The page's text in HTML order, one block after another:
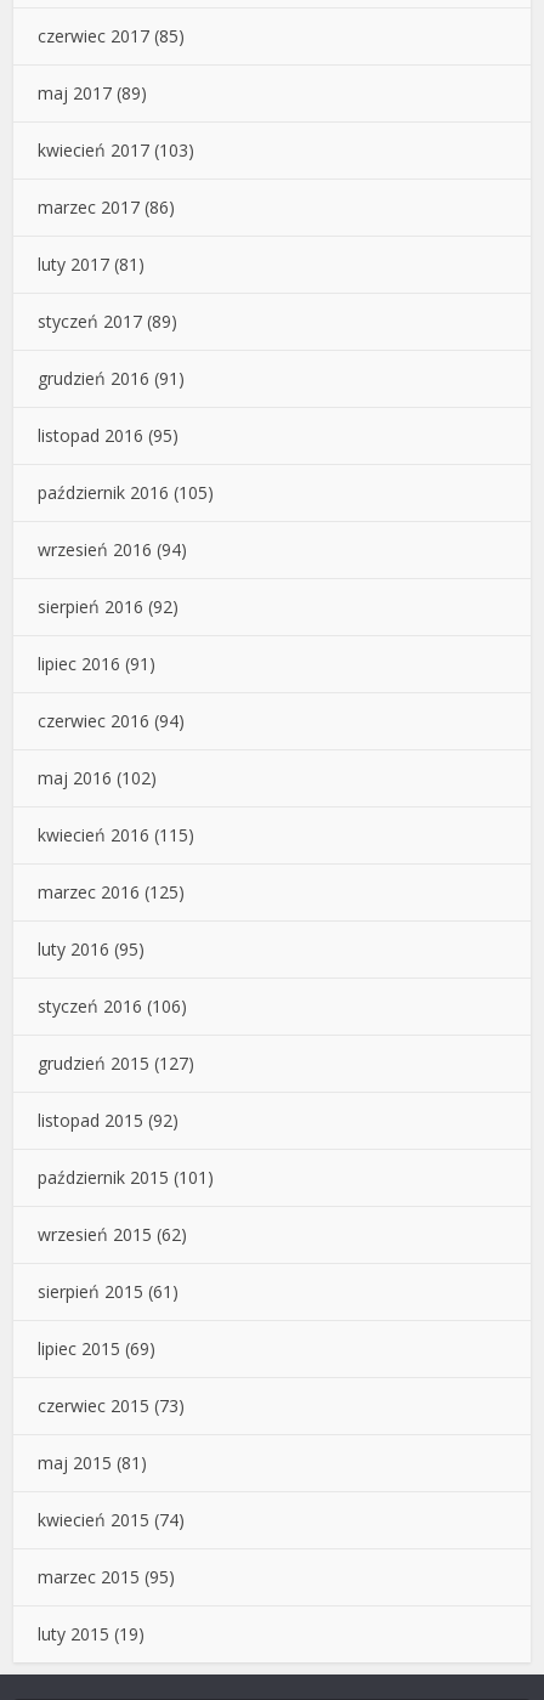
czerwiec 2017 (85)
maj 2017 (89)
kwiecień 2017 (103)
marzec 2017 (86)
luty 2017 (81)
styczeń 2017 (89)
grudzień 2016 (91)
listopad 2016 (95)
październik 2016 (105)
wrzesień 2016 (94)
sierpień 2016 (92)
lipiec 2016 (91)
czerwiec 2016 (94)
maj 2016 (102)
kwiecień 2016 (115)
marzec 2016 (125)
luty 2016 (95)
styczeń 2016 (106)
grudzień 2015 (127)
listopad 2015 (92)
październik 2015 (101)
wrzesień 2015 (62)
sierpień 2015 (61)
lipiec 2015 (69)
czerwiec 2015 (73)
maj 2015 (81)
kwiecień 2015 (74)
marzec 2015 (95)
luty 2015 (19)